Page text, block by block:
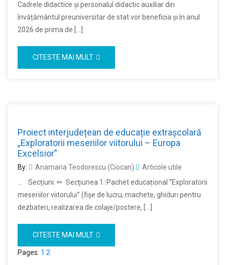
Cadrele didactice și personalul didactic auxiliar din
învățământul preuniversitar de stat vor beneficia și în anul
2026 de prima de […]
CITESTE MAI MULT
Proiect interjudețean de educație extrașcolară
„Exploratorii meseriilor viitorului – Europa
Excelsior”
By: Anamaria Teodorescu (Ciocan)
Articole utile
… Secțiuni: ✏ Secțiunea 1: Pachet educațional “Exploratorii
meseriilor viitorului” (fişe de lucru, machete, ghiduri pentru
dezbateri, realizarea de colaje/postere, […]
CITESTE MAI MULT
Pages: 1 2